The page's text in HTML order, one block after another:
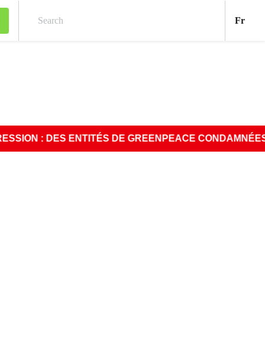
Fr
DES ENTITÉS DE GREENPEACE CONDAMNÉES À